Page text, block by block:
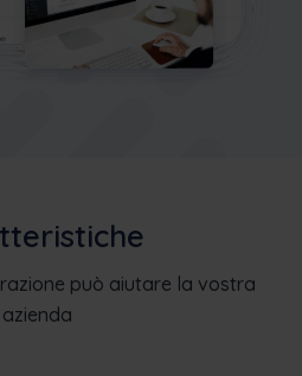
può aiutare la vostra
azienda